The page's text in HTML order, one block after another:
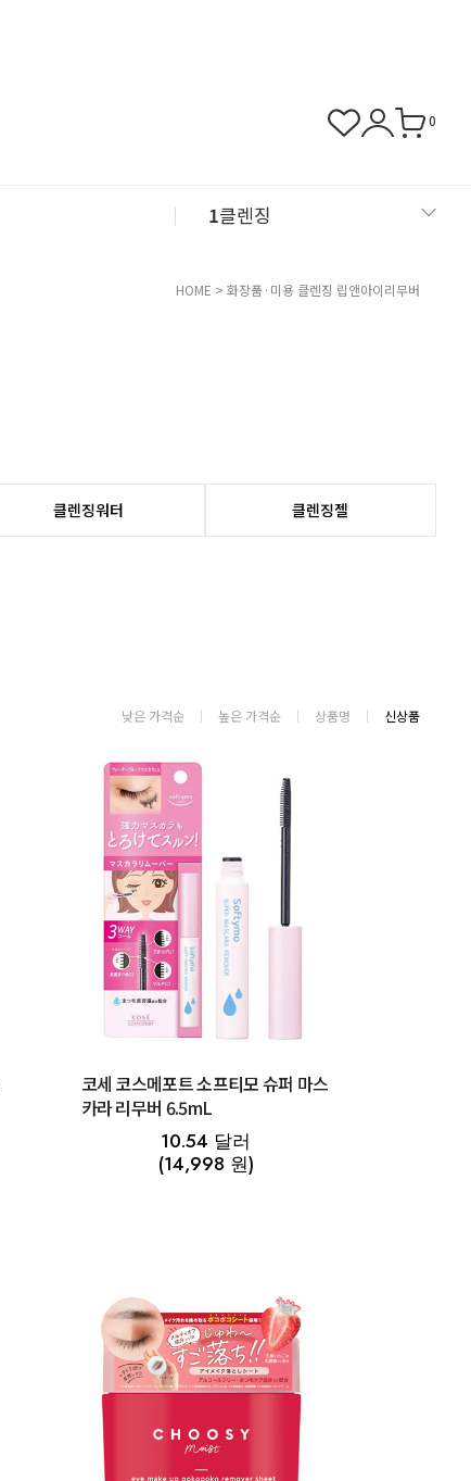
0
1클렌징
HOME > 화장품·미용 클렌징 립앤아이리무버
클렌징워터 클렌징젤
낮은 가격순 높은 가격순 상품명 신상품
코세 코스메포트 소프티모 슈퍼 마스
카라 리무버 6.5mL
10.54 달러
(14,998 원)